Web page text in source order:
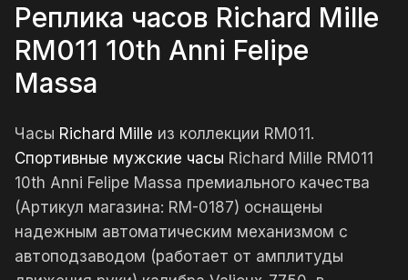
Реплика часов Richard Mille
RM011 10th Anni Felipe
Massa
Часы Richard Mille из коллекции RM011.
Спортивные мужские часы Richard Mille RM011
10th Anni Felipe Massa премиального качества
(Артикул магазина: RM-0187) оснащены
надежным автоматическим механизмом с
автоподзаводом (работает от амплитуды